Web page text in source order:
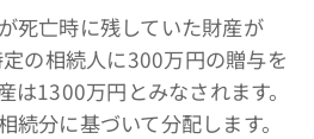
死亡時に残していた財産が
の相続人に300万円の贈与を
は1300万円とみなされます。
続分に基づいて分配します。